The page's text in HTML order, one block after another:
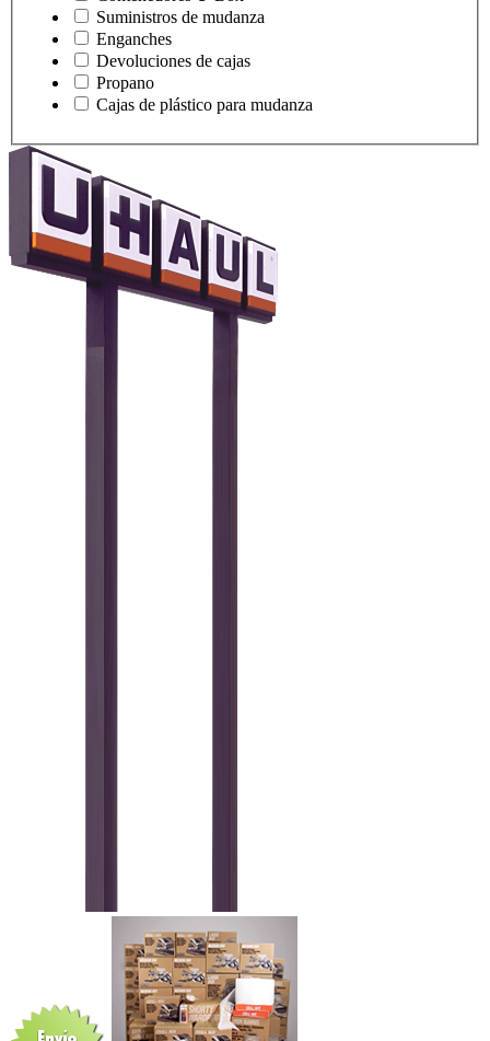
Suministros de mudanza
Enganches
Devoluciones de cajas
Propano
Cajas de plástico para mudanza